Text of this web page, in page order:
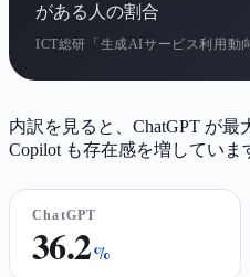
がある人の割合
ICT総研「生成AIサービス利用動
内訳を見ると、ChatGPT が最
Copilot も存在感を増していま
ChatGPT
36.2%